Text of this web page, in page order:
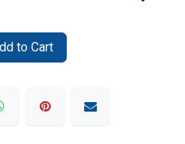
to Cart